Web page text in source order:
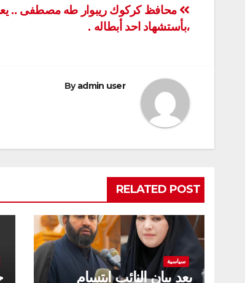
تصفّح
المقالات
محافظ كركوك ريبوار طه مصطفى ..
،بأستشهاد احد أبطاله .
Byadmin user
RELATED POST
سياسية
بعد بيان النائب ابتسام